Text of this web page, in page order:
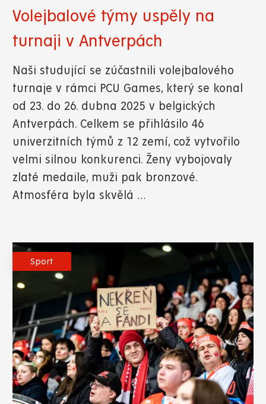
Volejbalové týmy uspěly na
turnaji v Antverpách
Naši studující se zúčastnili volejbalového
turnaje v rámci PCU Games, který se konal
od 23. do 26. dubna 2025 v belgických
Antverpách. Celkem se přihlásilo 46
univerzitních týmů z 12 zemí, což vytvořilo
velmi silnou konkurenci. Ženy vybojovaly
zlaté medaile, muži pak bronzové.
Atmosféra byla skvělá …
Sport